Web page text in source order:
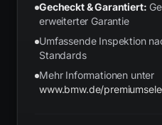
Gecheckt & Garantiert:
erweiterter Garantie
Umfassende Inspektion
Standards
Mehr Informationen unter
www.bmw.de/